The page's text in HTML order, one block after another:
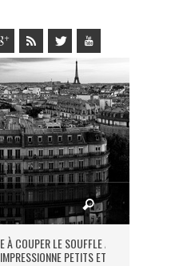
À COUPER LE SOUFFLE AU
PETITS ET